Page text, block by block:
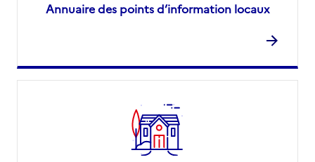
Annuaire des points d’information locaux